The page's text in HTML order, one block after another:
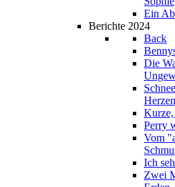
Ein
Berichte 2024
Back
Die
Herzen
Kurze,
Perry
Vom
Ich
Zwei